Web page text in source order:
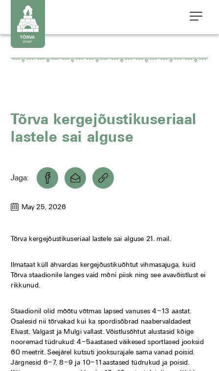
Tõrva kergejõustikuseriaal
lastele sai alguse
Jaga:
May 25, 2026
Tõrva kergejõustikuseriaal lastele sai alguse 21. mail.
Ilmataat küll ähvardas kergejõustikuõhtut vihmasajuga, kuid
Tõrva staadionile langes vaid mõni piisk ning see avavõistlust ei
rikkunud.
Staadionil olid mõõtu võtmas lapsed vanuses 4–13 aastat.
Osalesid nii tõrvakad kui ka spordisõbrad naabervaldadest
Elvast, Valgast ja Mulgi vallast. Võistlusõhtut alustasid kõige
nooremad tüdrukud: 4–5aastased väikesed sportlased jooksid
60 meetrit. Seejärel kutsuti jooksurajale sama vanad poisid.
Järgnesid 6–7, 8–9 ja 10–11aastased tüdrukud ja poisid.